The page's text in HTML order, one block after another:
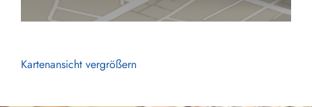
Kartenansicht vergrößern